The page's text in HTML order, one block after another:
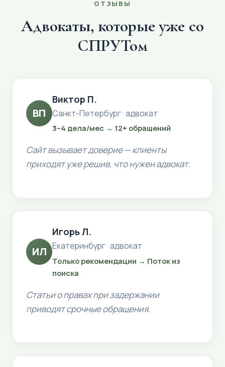
ОТЗЫВЫ
Адвокаты, которые уже со
СПРУТом
ВП
Виктор П.
Санкт-Петербург · адвокат
3–4 дела/мес → 12+ обращений
Сайт вызывает доверие — клиенты
приходят уже решив, что нужен адвокат.
ИЛ
Игорь Л.
Екатеринбург · адвокат
Только рекомендации → Поток из
поиска
Статьи о правах при задержании
приводят срочные обращения.